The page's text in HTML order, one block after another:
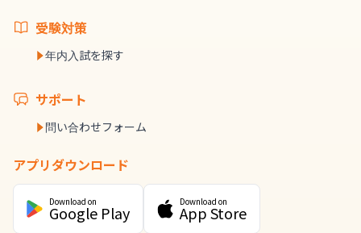
受験対策
年内入試を探す
サポート
問い合わせフォーム
アプリダウンロード
Download on
Google Play
Download on
App Store